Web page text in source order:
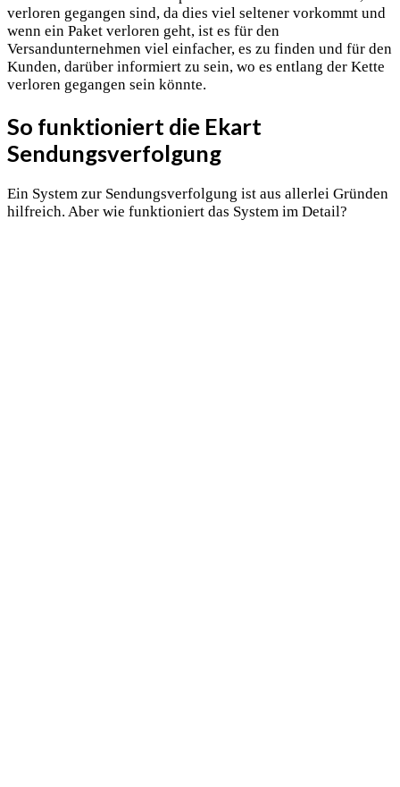
verloren gegangen sind, da dies viel seltener vorkommt und
wenn ein Paket verloren geht, ist es für den
Versandunternehmen viel einfacher, es zu finden und für den
Kunden, darüber informiert zu sein, wo es entlang der Kette
verloren gegangen sein könnte.
So funktioniert die Ekart
Sendungsverfolgung
Ein System zur Sendungsverfolgung ist aus allerlei Gründen
hilfreich. Aber wie funktioniert das System im Detail?